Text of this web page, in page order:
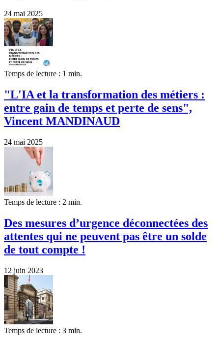
24 mai 2025
Temps de lecture : 1 min.
"L'IA et la transformation des métiers :
entre gain de temps et perte de sens",
Vincent MANDINAUD
24 mai 2025
Temps de lecture : 2 min.
Des mesures d’urgence déconnectées des
attentes qui ne peuvent pas être un solde
de tout compte !
12 juin 2023
Temps de lecture : 3 min.